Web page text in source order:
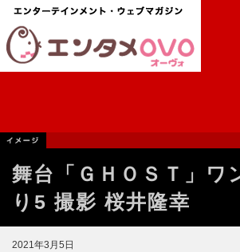
舞台「ＧＨＯＳＴ」ワ
り5 撮影 桜井隆幸
2021年3月5日